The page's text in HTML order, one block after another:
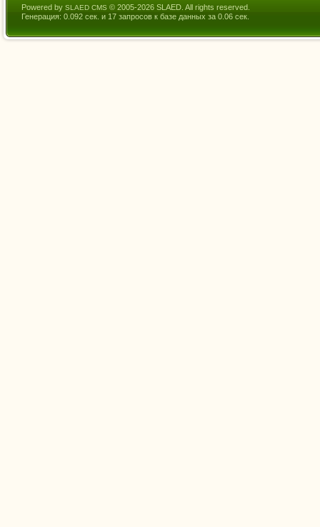
Powered by SLAED CMS © 2005-2026 SLAED. All rights reserved.
Генерация: 0.092 сек. и 17 запросов к базе данных за 0.06 сек.